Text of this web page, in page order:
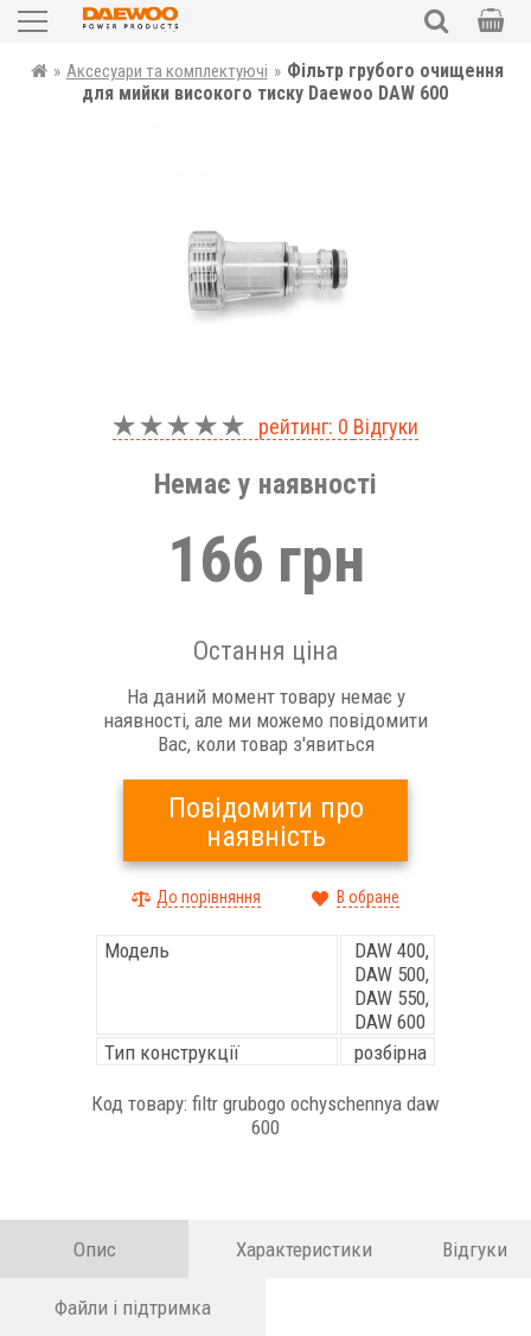
ПОШУК
Садова техніка
Автотовари
Запчастини
Уцінка
» Аксесуари та комплектуючі » Фільтр грубого очищення
для мийки високого тиску Daewoo DAW 600
рейтинг: 0 Відгуки
166 грн
Остання ціна
На даний момент товару немає у
наявності, але ми можемо повідомити
Вас, коли товар з'явиться
Повідомити про
наявність
До порівняння В обране
Модель
DAW 400,
DAW 500,
DAW 550,
DAW 600
Тип конструкції
розбірна
Код товару: filtr grubogo ochyschennya daw
600
Опис Характеристики Відгуки
Файли і підтримка